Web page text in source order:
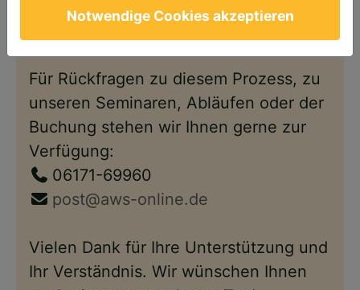
wie gewohnt – nun im neuen Design –
wieder zur Verfügung.
Für Rückfragen zu diesem Prozess, zu
unseren Seminaren, Abläufen oder der
Buchung stehen wir Ihnen gerne zur
Verfügung:
06171-69960
post@aws-online.de
Vielen Dank für Ihre Unterstützung und
Ihr Verständnis. Wir wünschen Ihnen
Notwendige Cookies akzeptieren